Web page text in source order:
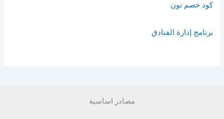
كود خصم نون
برنامج إدارة الفنادق
مصادر اساسية